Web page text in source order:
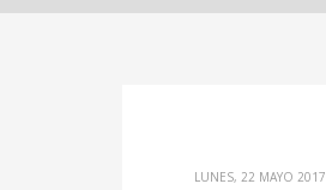
LUNES, 22 MAYO 2017